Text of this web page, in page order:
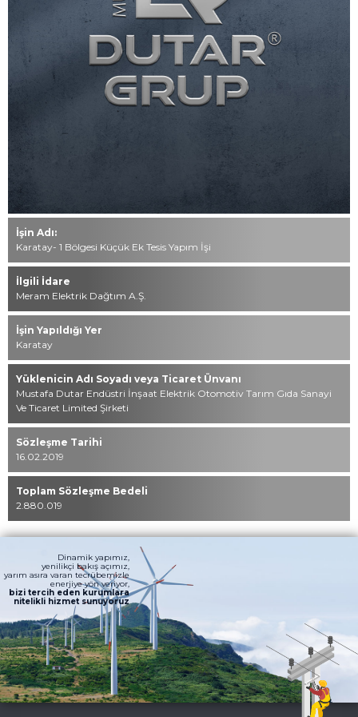
0549 494 85 49
Tüm hakkı saklıdır. Sitemizde kullanılan tüm içerik ve görseller
İşin Adı:
Karatay- 1 Bölgesi Küçük Ek Tesis Yapım İşi
İlgili İdare
Meram Elektrik Dağtım A.Ş.
İşin Yapıldığı Yer
Karatay
Yüklenicin Adı Soyadı veya Ticaret Ünvanı
Mustafa Dutar Endüstri İnşaat Elektrik Otomotiv Tarım Gıda Sanayi
Ve Ticaret Limited Şirketi
Sözleşme Tarihi
16.02.2019
Toplam Sözleşme Bedeli
2.880.019
Dinamik yapımız,
yenilikçi bakış açımız,
yarım asıra varan tecrübemizle
enerjiye yön veriyor,
bizi tercih eden kurumlara
nitelikli hizmet sunuyoruz